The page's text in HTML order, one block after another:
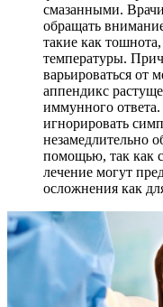
смазанными.
обращать
такие как
температуры.
варьироваться от
аппендикс
иммунного
игнорировать
незамедлительно
помощью, так как
лечение могут
осложнения как